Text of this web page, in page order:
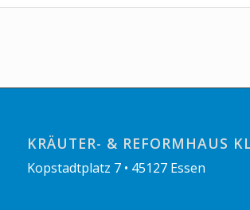
KRÄUTER- & REFORMHAUS
Kopstadtplatz 7 • 45127 Essen